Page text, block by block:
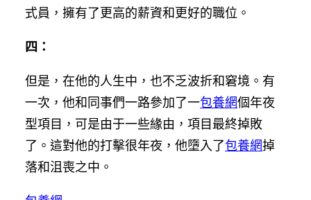
式員，擁有了更高的薪資和更好的職位。
四：
但是，在他的人生中，也不乏波折和窘境。有
一次，他和同事們一路參加了一包養網個年夜
型項目，可是由于一些緣由，項目最終掉敗
了。這對他的打擊很年夜，他墮入了包養網掉
落和沮喪之中。